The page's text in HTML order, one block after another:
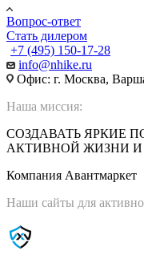
Вопрос-ответ
Стать дилером
+7 (495) 150-17-28
info@nhike.ru
Офис: г. Москва,
Наша миссия:
СОЗДАВАТЬ ЯРКИЕ
АКТИВНОЙ ЖИЗНИ
Компания Авантмаркет
Наши сайты для